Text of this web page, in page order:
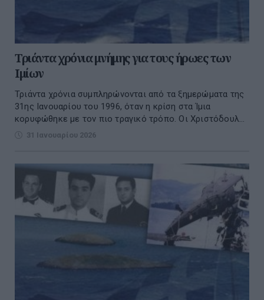
Τριάντα χρόνια μνήμης για τους ήρωες των
Ιμίων
Τριάντα χρόνια συμπληρώνονται από τα ξημερώματα της
31ης Ιανουαρίου του 1996, όταν η κρίση στα Ίμια
κορυφώθηκε με τον πιο τραγικό τρόπο. Οι Χριστόδουλ...
31 Ιανουαρίου 2026